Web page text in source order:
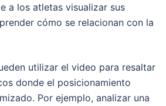
a los atletas visualizar sus
cómo se relacionan con la
utilizar el video para resaltar
donde el posicionamiento
Por ejemplo, analizar una